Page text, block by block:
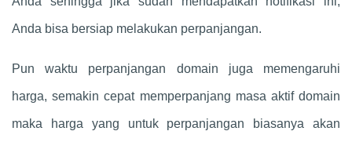
Anda bisa bersiap melakukan perpanjangan.
Pun waktu perpanjangan domain juga memengaruhi
harga, semakin cepat memperpanjang masa aktif domain
maka harga yang untuk perpanjangan biasanya akan